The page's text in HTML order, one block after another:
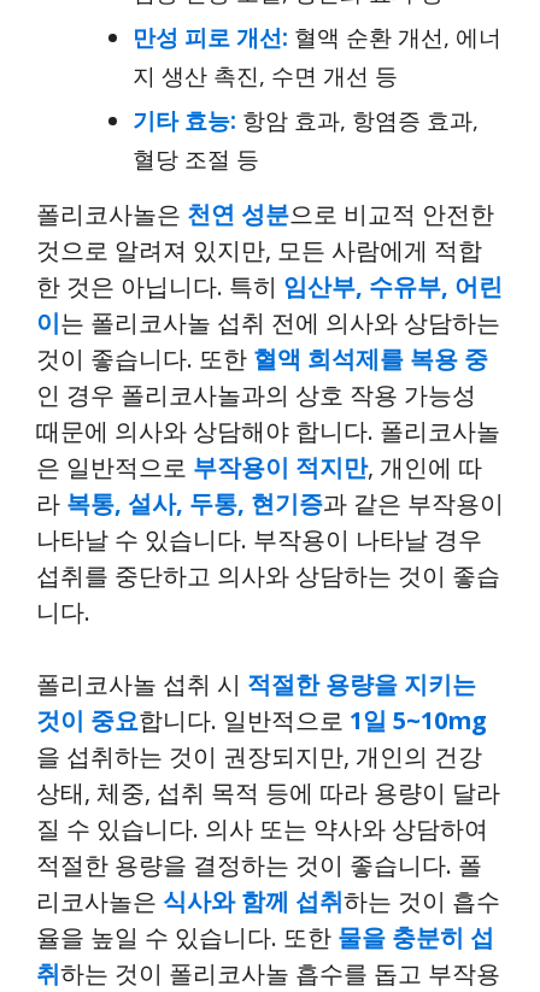
만성 피로 개선: 혈액 순환 개선, 에너
지 생산 촉진, 수면 개선 등
기타 효능: 항암 효과, 항염증 효과,
혈당 조절 등
폴리코사놀은 천연 성분으로 비교적 안전한
것으로 알려져 있지만, 모든 사람에게 적합
한 것은 아닙니다. 특히 임산부, 수유부, 어린
이는 폴리코사놀 섭취 전에 의사와 상담하는
것이 좋습니다. 또한 혈액 희석제를 복용 중
인 경우 폴리코사놀과의 상호 작용 가능성
때문에 의사와 상담해야 합니다. 폴리코사놀
은 일반적으로 부작용이 적지만, 개인에 따
라 복통, 설사, 두통, 현기증과 같은 부작용이
나타날 수 있습니다. 부작용이 나타날 경우
섭취를 중단하고 의사와 상담하는 것이 좋습
니다.
폴리코사놀 섭취 시 적절한 용량을 지키는
것이 중요합니다. 일반적으로 1일 5~10mg
을 섭취하는 것이 권장되지만, 개인의 건강
상태, 체중, 섭취 목적 등에 따라 용량이 달라
질 수 있습니다. 의사 또는 약사와 상담하여
적절한 용량을 결정하는 것이 좋습니다. 폴
리코사놀은 식사와 함께 섭취하는 것이 흡수
율을 높일 수 있습니다. 또한 물을 충분히 섭
취하는 것이 폴리코사놀 흡수를 돕고 부작용